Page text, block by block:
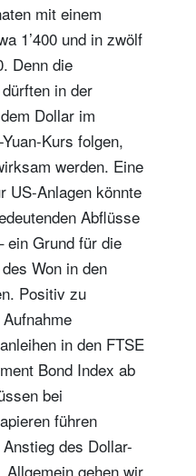
mit einem
1’400 und in zwölf
Denn die
in der
Dollar im
Kurs folgen,
werden. Eine
US-Anlagen könnte
Abflüsse
ein Grund für die
Won in den
Positiv zu
in den FTSE
Bond Index ab
bei
führen
des Dollar-
gehen wir